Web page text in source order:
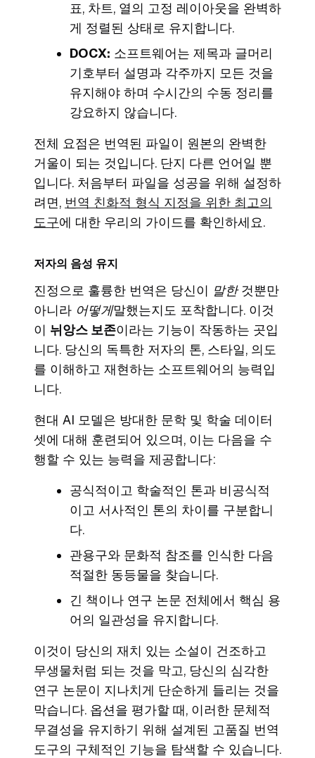
표, 차트, 열의 고정 레이아웃을 완벽하
게 정렬된 상태로 유지합니다.
DOCX: 소프트웨어는 제목과 글머리
기호부터 설명과 각주까지 모든 것을
유지해야 하며 수시간의 수동 정리를
강요하지 않습니다.
전체 요점은 번역된 파일이 원본의 완벽한
거울이 되는 것입니다. 단지 다른 언어일 뿐
입니다. 처음부터 파일을 성공을 위해 설정하
려면, 번역 친화적 형식 지정을 위한 최고의
도구에 대한 우리의 가이드를 확인하세요.
저자의 음성 유지
진정으로 훌륭한 번역은 당신이 말한것뿐만
아니라 어떻게말했는지도 포착합니다. 이것
이 뉘앙스 보존이라는 기능이 작동하는 곳입
니다. 당신의 독특한 저자의 톤, 스타일, 의도
를 이해하고 재현하는 소프트웨어의 능력입
니다.
현대 AI 모델은 방대한 문학 및 학술 데이터
셋에 대해 훈련되어 있으며, 이는 다음을 수
행할 수 있는 능력을 제공합니다:
공식적이고 학술적인 톤과 비공식적
이고 서사적인 톤의 차이를 구분합니
다.
관용구와 문화적 참조를 인식한 다음
적절한 동등물을 찾습니다.
긴 책이나 연구 논문 전체에서 핵심 용
어의 일관성을 유지합니다.
이것이 당신의 재치 있는 소설이 건조하고
무생물처럼 되는 것을 막고, 당신의 심각한
연구 논문이 지나치게 단순하게 들리는 것을
막습니다. 옵션을 평가할 때, 이러한 문체적
무결성을 유지하기 위해 설계된 고품질 번역
도구의 구체적인 기능을 탐색할 수 있습니다.